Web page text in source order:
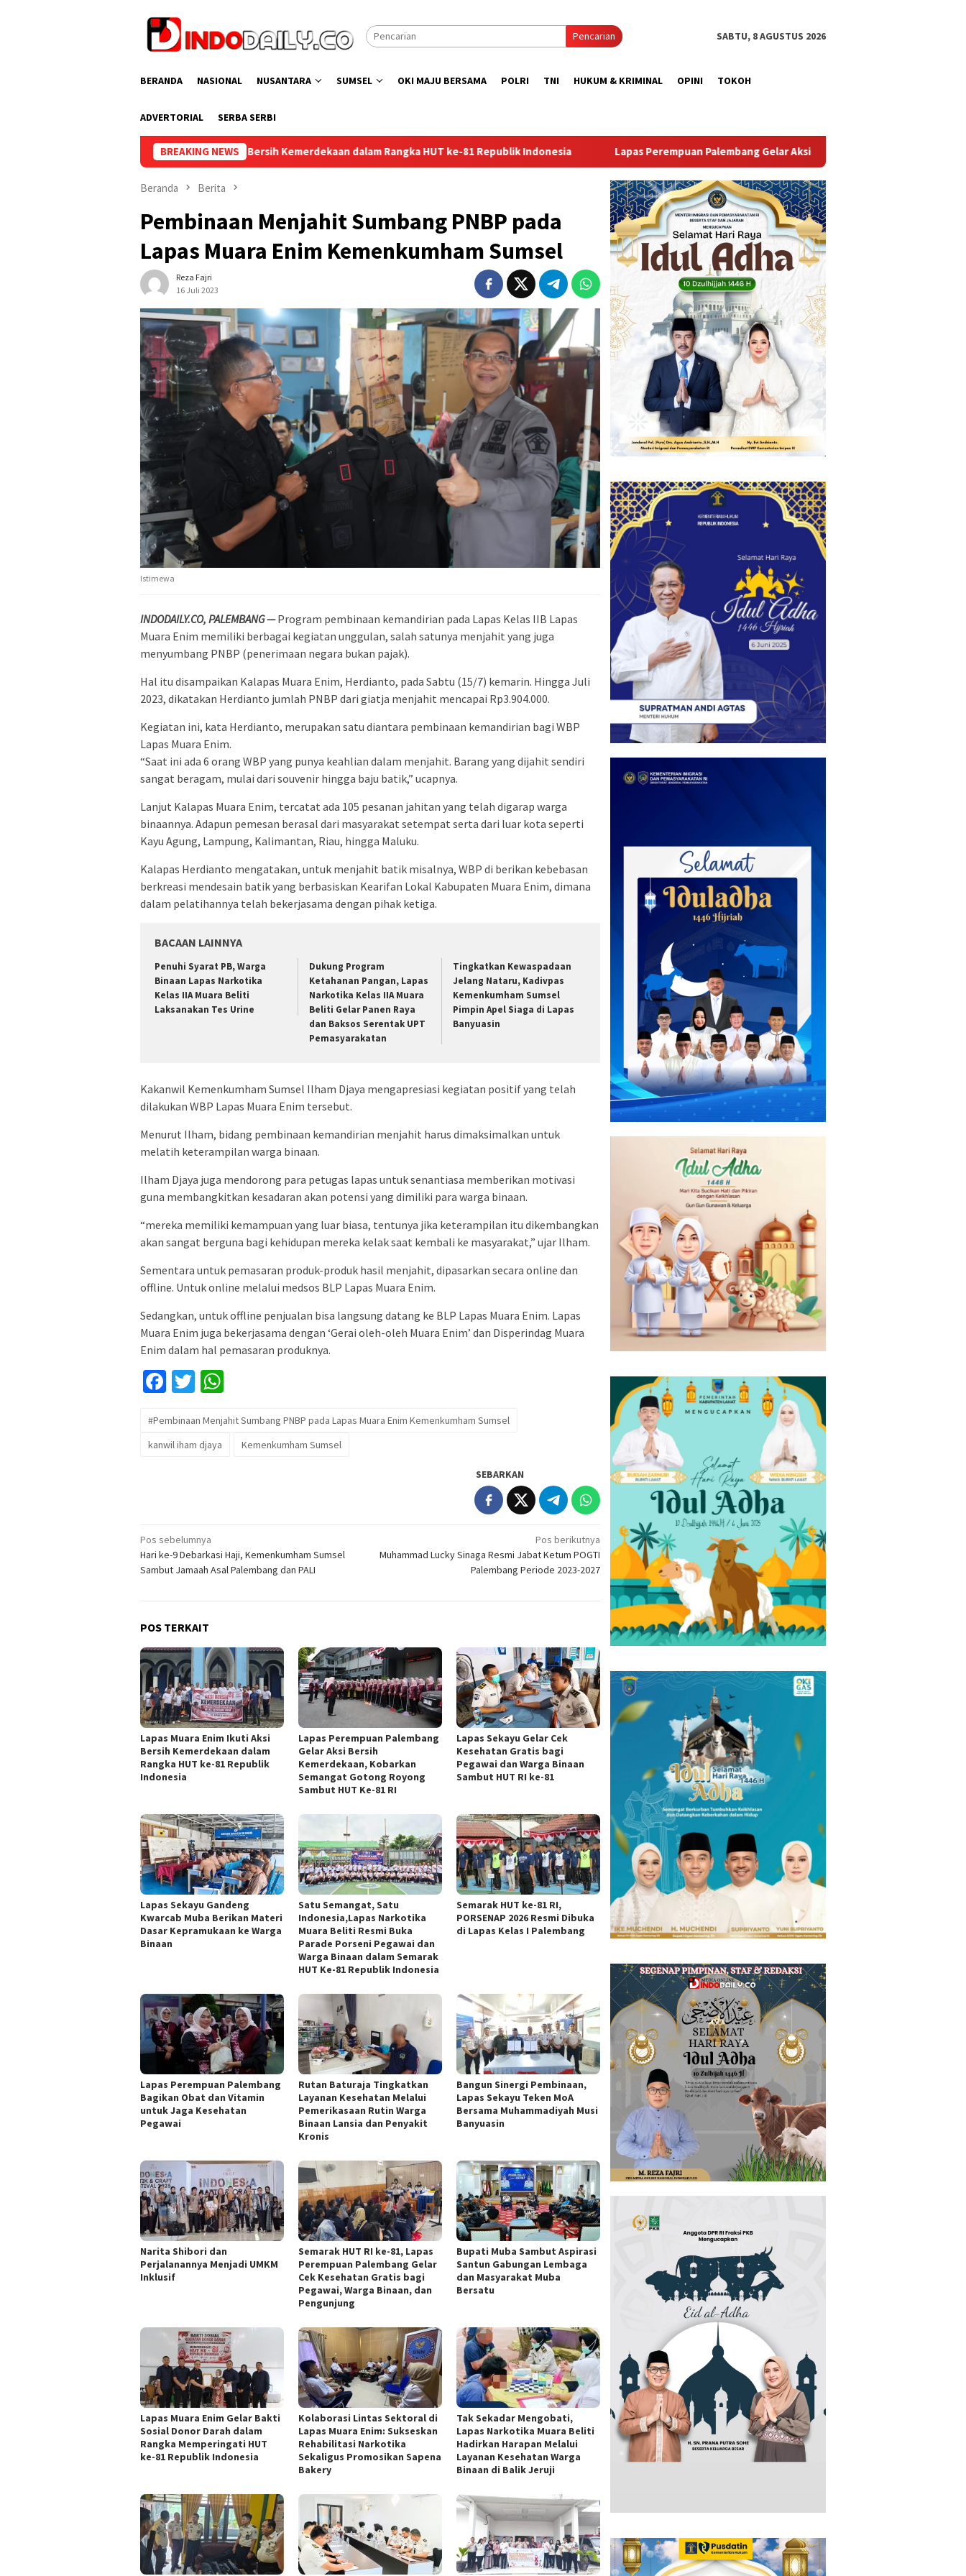
Pencarian SABTU, 8 AGUSTUS 2026
BERANDA NASIONAL NUSANTARA SUMSEL OKI MAJU BERSAMA POLRI TNI HUKUM & KRIMINAL OPINI TOKOH
ADVERTORIAL SERBA SERBI
BREAKING NEWS
Enim Ikuti Aksi Bersih Kemerdekaan dalam Rangka HUT ke-81 Republik Indonesia Lapas Perempuan Palembang Gelar Aksi Bersih Kemerdekaan, Kobarkan Semangat Gotong Royong
Beranda Berita
Pembinaan Menjahit Sumbang PNBP pada
Lapas Muara Enim Kemenkumham Sumsel
Reza Fajri
16 Juli 2023
Istimewa
INDODAILY.CO, PALEMBANG — Program pembinaan kemandirian pada Lapas Kelas IIB Lapas
Muara Enim memiliki berbagai kegiatan unggulan, salah satunya menjahit yang juga
menyumbang PNBP (penerimaan negara bukan pajak).
Hal itu disampaikan Kalapas Muara Enim, Herdianto, pada Sabtu (15/7) kemarin. Hingga Juli
2023, dikatakan Herdianto jumlah PNBP dari giatja menjahit mencapai Rp3.904.000.
Kegiatan ini, kata Herdianto, merupakan satu diantara pembinaan kemandirian bagi WBP
Lapas Muara Enim.
“Saat ini ada 6 orang WBP yang punya keahlian dalam menjahit. Barang yang dijahit sendiri
sangat beragam, mulai dari souvenir hingga baju batik,” ucapnya.
Lanjut Kalapas Muara Enim, tercatat ada 105 pesanan jahitan yang telah digarap warga
binaannya. Adapun pemesan berasal dari masyarakat setempat serta dari luar kota seperti
Kayu Agung, Lampung, Kalimantan, Riau, hingga Maluku.
Kalapas Herdianto mengatakan, untuk menjahit batik misalnya, WBP di berikan kebebasan
berkreasi mendesain batik yang berbasiskan Kearifan Lokal Kabupaten Muara Enim, dimana
dalam pelatihannya telah bekerjasama dengan pihak ketiga.
BACAAN LAINNYA
Penuhi Syarat PB, Warga
Binaan Lapas Narkotika
Kelas IIA Muara Beliti
Laksanakan Tes Urine
Dukung Program
Ketahanan Pangan, Lapas
Narkotika Kelas IIA Muara
Beliti Gelar Panen Raya
dan Baksos Serentak UPT
Pemasyarakatan
Tingkatkan Kewaspadaan
Jelang Nataru, Kadivpas
Kemenkumham Sumsel
Pimpin Apel Siaga di Lapas
Banyuasin
Kakanwil Kemenkumham Sumsel Ilham Djaya mengapresiasi kegiatan positif yang telah
dilakukan WBP Lapas Muara Enim tersebut.
Menurut Ilham, bidang pembinaan kemandirian menjahit harus dimaksimalkan untuk
melatih keterampilan warga binaan.
Ilham Djaya juga mendorong para petugas lapas untuk senantiasa memberikan motivasi
guna membangkitkan kesadaran akan potensi yang dimiliki para warga binaan.
“mereka memiliki kemampuan yang luar biasa, tentunya jika keterampilan itu dikembangkan
akan sangat berguna bagi kehidupan mereka kelak saat kembali ke masyarakat,” ujar Ilham.
Sementara untuk pemasaran produk-produk hasil menjahit, dipasarkan secara online dan
offline. Untuk online melalui medsos BLP Lapas Muara Enim.
Sedangkan, untuk offline penjualan bisa langsung datang ke BLP Lapas Muara Enim. Lapas
Muara Enim juga bekerjasama dengan ‘Gerai oleh-oleh Muara Enim’ dan Disperindag Muara
Enim dalam hal pemasaran produknya.
Facebook
Twitter
#Pembinaan Menjahit Sumbang PNBP pada Lapas Muara Enim Kemenkumham Sumsel
kanwil iham djaya
Kemenkumham Sumsel
SEBARKAN
Navigasi
pos
Pos sebelumnya
Hari ke-9 Debarkasi Haji, Kemenkumham Sumsel
Sambut Jamaah Asal Palembang dan PALI
Pos berikutnya
Muhammad Lucky Sinaga Resmi Jabat Ketum POGTI
Palembang Periode 2023-2027
POS TERKAIT
Lapas Muara Enim Ikuti Aksi
Bersih Kemerdekaan dalam
Rangka HUT ke-81 Republik
Indonesia
Lapas Perempuan Palembang
Gelar Aksi Bersih
Kemerdekaan, Kobarkan
Semangat Gotong Royong
Sambut HUT Ke-81 RI
Lapas Sekayu Gelar Cek
Kesehatan Gratis bagi
Pegawai dan Warga Binaan
Sambut HUT RI ke-81
Lapas Sekayu Gandeng
Kwarcab Muba Berikan Materi
Dasar Kepramukaan ke Warga
Binaan
Satu Semangat, Satu
Indonesia,Lapas Narkotika
Muara Beliti Resmi Buka
Parade Porseni Pegawai dan
Warga Binaan dalam Semarak
HUT Ke-81 Republik Indonesia
Semarak HUT ke-81 RI,
PORSENAP 2026 Resmi Dibuka
di Lapas Kelas I Palembang
Lapas Perempuan Palembang
Bagikan Obat dan Vitamin
untuk Jaga Kesehatan
Pegawai
Rutan Baturaja Tingkatkan
Layanan Kesehatan Melalui
Pemerikasaan Rutin Warga
Binaan Lansia dan Penyakit
Kronis
Bangun Sinergi Pembinaan,
Lapas Sekayu Teken MoA
Bersama Muhammadiyah Musi
Banyuasin
Narita Shibori dan
Perjalanannya Menjadi UMKM
Inklusif
Semarak HUT RI ke-81, Lapas
Perempuan Palembang Gelar
Cek Kesehatan Gratis bagi
Pegawai, Warga Binaan, dan
Pengunjung
Bupati Muba Sambut Aspirasi
Santun Gabungan Lembaga
dan Masyarakat Muba
Bersatu
Lapas Muara Enim Gelar Bakti
Sosial Donor Darah dalam
Rangka Memperingati HUT
ke-81 Republik Indonesia
Kolaborasi Lintas Sektoral di
Lapas Muara Enim: Sukseskan
Rehabilitasi Narkotika
Sekaligus Promosikan Sapena
Bakery
Tak Sekadar Mengobati,
Lapas Narkotika Muara Beliti
Hadirkan Harapan Melalui
Layanan Kesehatan Warga
Binaan di Balik Jeruji